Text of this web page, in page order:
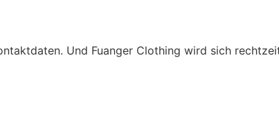
Und Fuanger Clothing wird sich